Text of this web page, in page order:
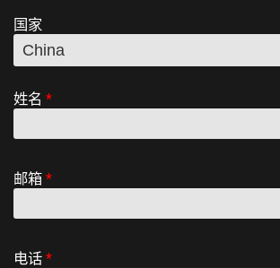
国家
姓名 *
邮箱*
电话*